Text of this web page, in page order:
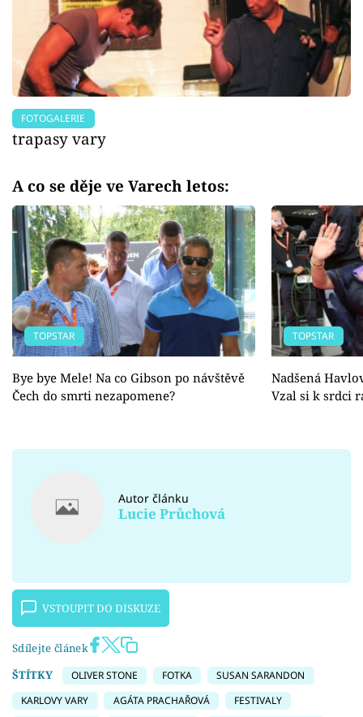
FOTOGALERIE
trapasy vary
A co se děje ve Varech letos:
TOPSTAR
Bye bye Mele! Na co Gibson po návštěvě
Čech do smrti nezapomene?
TOPSTAR
Nadšená
Vzal si k srdci
Autor článku
Lucie Průchová
VSTOUPIT DO DISKUZE
Sdílejte článek
ŠTÍTKY
OLIVER STONE FOTKA
SUSAN SARANDON
KARLOVY VARY
AGÁTA PRACHAŘOVÁ
FESTIVALY